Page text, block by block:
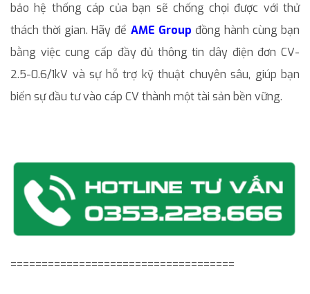
bảo hệ thống cáp của bạn sẽ chống chọi được với thử
thách thời gian. Hãy để AME Group đồng hành cùng bạn
bằng việc cung cấp đầy đủ thông tin dây điện đơn CV-
2.5-0.6/1kV và sự hỗ trợ kỹ thuật chuyên sâu, giúp bạn
biến sự đầu tư vào cáp CV thành một tài sản bền vững.
====================================